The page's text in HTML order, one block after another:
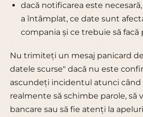
dacă notificarea este necesară,
a întâmplat, ce date sunt
compania și ce trebuie să facă
Nu trimiteți un mesaj panicard
datele scurse" dacă nu este
ascundeți incidentul atunci
realmente să schimbe parole, să
bancare sau să fie atenți la